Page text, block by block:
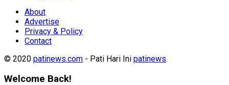
About
Advertise
Privacy & Policy
Contact
© 2020 patinews.com - Pati Hari Ini patinews.
Welcome Back!